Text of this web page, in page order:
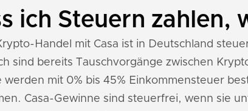
ich Steuern zahlen,
Handel mit Casa ist in Deutschland
sind bereits Tauschvorgänge zwischen
werden mit 0% bis 45% Einkommensteuer
Casa-Gewinne sind steuerfrei, wenn sie